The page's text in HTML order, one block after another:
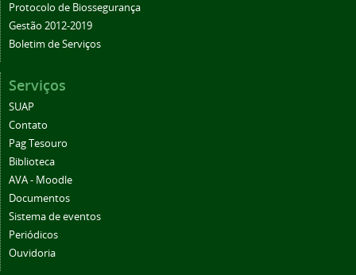
Protocolo de Biossegurança
Gestão 2012-2019
Boletim de Serviços
Serviços
SUAP
Contato
Pag Tesouro
Biblioteca
AVA - Moodle
Documentos
Sistema de eventos
Periódicos
Ouvidoria